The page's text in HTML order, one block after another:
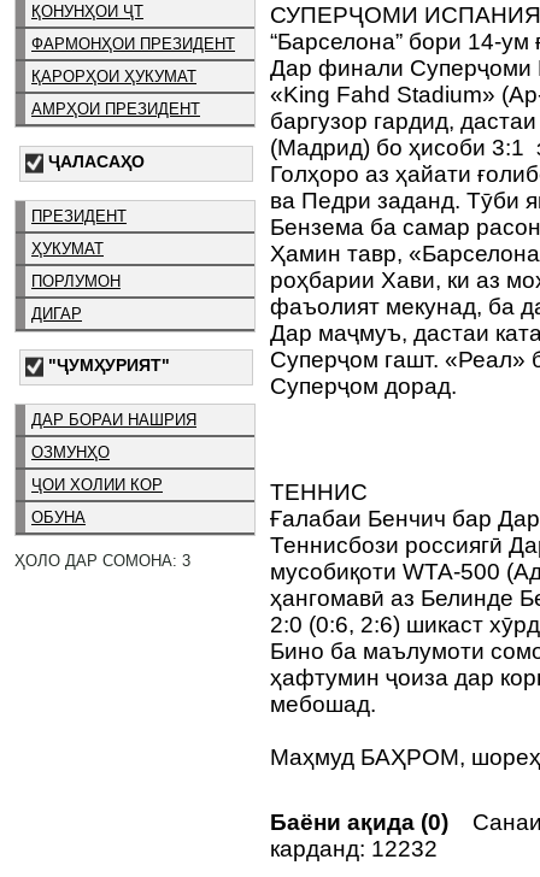
ҚОНУНҲОИ ҶТ
ФАРМОНҲОИ ПРЕЗИДЕНТ
ҚАРОРҲОИ ҲУКУМАТ
АМРҲОИ ПРЕЗИДЕНТ
ҶАЛАСАҲО
ПРЕЗИДЕНТ
ҲУКУМАТ
ПОРЛУМОН
ДИГАР
"ҶУМҲУРИЯТ"
ДАР БОРАИ НАШРИЯ
ОЗМУНҲО
ҶОИ ХОЛИИ КОР
ОБУНА
ҲОЛО ДАР СОМОНА: 3
СУПЕРҶОМИ ИСПАНИЯ
“Барселона” бори 14-ум
Дар финали Суперҷоми
«King Fahd Stadium»
баргузор гардид,
(Мадрид) бо ҳисоби
Голҳоро аз ҳайати
ва Педри заданд. Тӯби
Бензема ба самар
Ҳамин тавр,
роҳбарии Хави, ки аз
фаъолият мекунад, ба
Дар маҷмуъ, дастаи
Суперҷом гашт. «Реал»
Суперҷом дорад.
ТЕННИС
Ғалабаи Бенчич бар
Теннисбози россиягӣ
мусобиқоти WTA-500
ҳангомавӣ аз Белинде
2:0 (0:6, 2:6) шикаст
Бино ба маълумоти
ҳафтумин ҷоиза дар
мебошад.
Маҳмуд БАҲРОМ,
Баёни ақида (0)
карданд: 12232